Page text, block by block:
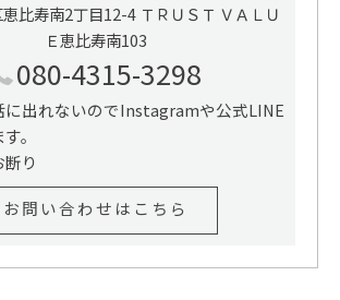
比寿南2丁目12-4 ＴＲＵＳＴ ＶＡＬＵ
Ｅ恵比寿南103
080-4315-3298
に出れないのでInstagramや公式LINE
。
り
お問い合わせはこちら